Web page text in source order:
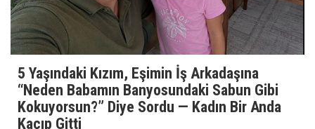
5 Yaşındaki Kızım, Eşimin İş Arkadaşına
“Neden Babamın Banyosundaki Sabun Gibi
Kokuyorsun?” Diye Sordu — Kadın Bir Anda
Kaçıp Gitti